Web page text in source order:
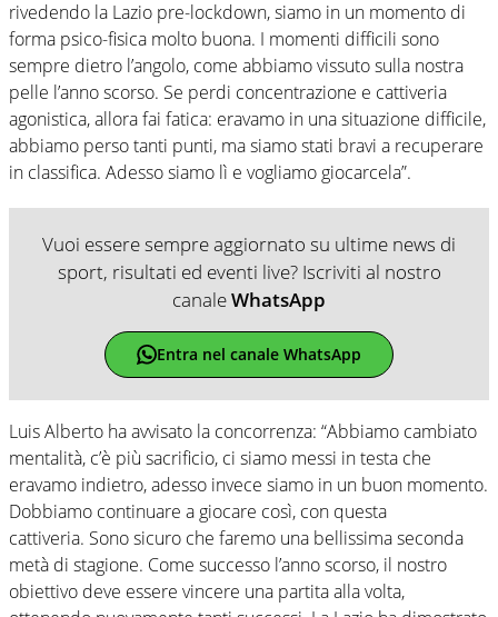
rivedendo la Lazio pre-lockdown, siamo in un momento di
forma psico-fisica molto buona. I momenti difficili sono
sempre dietro l’angolo, come abbiamo vissuto sulla nostra
pelle l’anno scorso. Se perdi concentrazione e cattiveria
agonistica, allora fai fatica: eravamo in una situazione difficile,
abbiamo perso tanti punti, ma siamo stati bravi a recuperare
in classifica. Adesso siamo lì e vogliamo giocarcela”.
Vuoi essere sempre aggiornato su ultime news di
sport, risultati ed eventi live? Iscriviti al nostro
canaleWhatsApp
Entra nel canale WhatsApp
Luis Alberto ha avvisato la concorrenza: “Abbiamo cambiato
mentalità, c’è più sacrificio, ci siamo messi in testa che
eravamo indietro, adesso invece siamo in un buon momento.
Dobbiamo continuare a giocare così, con questa
cattiveria. Sono sicuro che faremo una bellissima seconda
metà di stagione. Come successo l’anno scorso, il nostro
obiettivo deve essere vincere una partita alla volta,